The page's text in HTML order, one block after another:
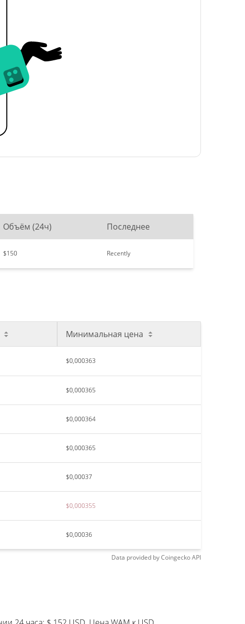
Объём (24ч) Последнее
$150 Recently
Минимальная цена
$0,000363
$0,000365
$0,000364
$0,000365
$0,00037
$0,000355
$0,00036
Data provided byCoingeckoAPI